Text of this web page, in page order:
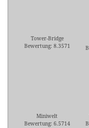
Tower-Bridge
Bewertung: 8.3571
Miniwelt
Bewertung: 6.5714